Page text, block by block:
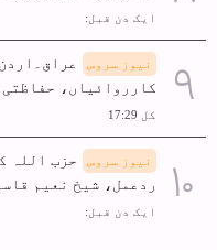
ایک دن قبل:
نیوز سروس
کارروائیاں،
کل 17:29
نیوز سروس
حزب اللہ
ردعمل، شیخ نعیم
ایک دن قبل: